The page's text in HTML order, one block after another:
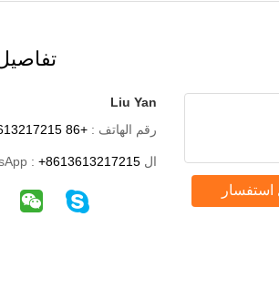
Liu Yan
رقم الهاتف : +86 13613217215
ال WhatsApp : +8613613217215
استفسار